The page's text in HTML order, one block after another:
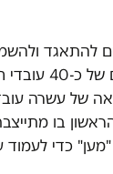
להתאגד
שבתחילת
של עשרה
כדי לעמוד